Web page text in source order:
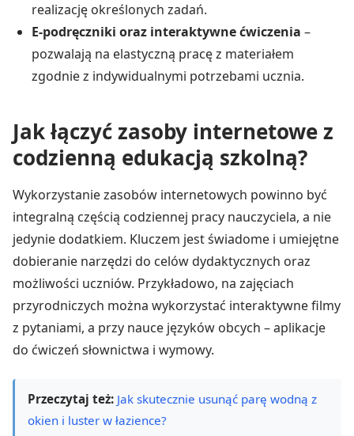
realizację określonych zadań.
E-podręczniki oraz interaktywne ćwiczenia –
pozwalają na elastyczną pracę z materiałem
zgodnie z indywidualnymi potrzebami ucznia.
Jak łączyć zasoby internetowe z
codzienną edukacją szkolną?
Wykorzystanie zasobów internetowych powinno być
integralną częścią codziennej pracy nauczyciela, a nie
jedynie dodatkiem. Kluczem jest świadome i umiejętne
dobieranie narzędzi do celów dydaktycznych oraz
możliwości uczniów. Przykładowo, na zajęciach
przyrodniczych można wykorzystać interaktywne filmy
z pytaniami, a przy nauce języków obcych – aplikacje
do ćwiczeń słownictwa i wymowy.
Przeczytaj też: Jak skutecznie usunąć parę wodną z
okien i luster w łazience?